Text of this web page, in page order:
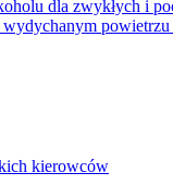
dla zwykłych i
powietrzu
kierowców